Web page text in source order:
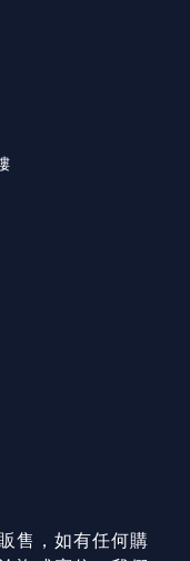
售，如有任何購